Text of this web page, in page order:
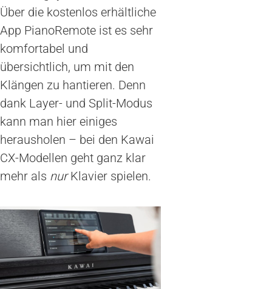
Über die kostenlos erhältliche
App PianoRemote ist es sehr
komfortabel und
übersichtlich, um mit den
Klängen zu hantieren. Denn
dank Layer- und Split-Modus
kann man hier einiges
herausholen – bei den Kawai
CX-Modellen geht ganz klar
mehr als nurKlavier spielen.